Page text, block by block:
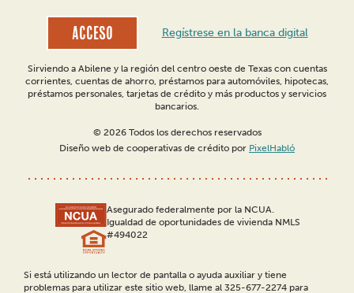
Acceso Regístrese en la banca digital
Sirviendo a Abilene y la región del centro oeste de Texas con cuentas
corrientes, cuentas de ahorro, préstamos para automóviles, hipotecas,
préstamos personales, tarjetas de crédito y más productos y servicios
bancarios.
© 2026 Todos los derechos reservados
Diseño web de cooperativas de crédito por PixelHabló
Asegurado federalmente por la NCUA.
Igualdad de oportunidades de vivienda NMLS
#494022
Si está utilizando un lector de pantalla o ayuda auxiliar y tiene
problemas para utilizar este sitio web, llame al 325-677-2274 para